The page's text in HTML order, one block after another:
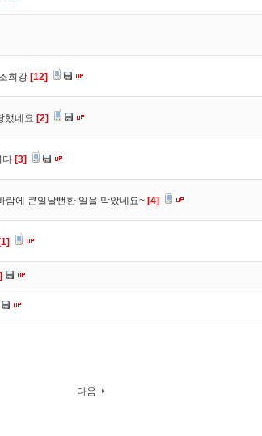
희강 [12]
했네요 [2]
다 [3]
람에 큰일날뻔한 일을 막았네요~ [4]
[1]
다음